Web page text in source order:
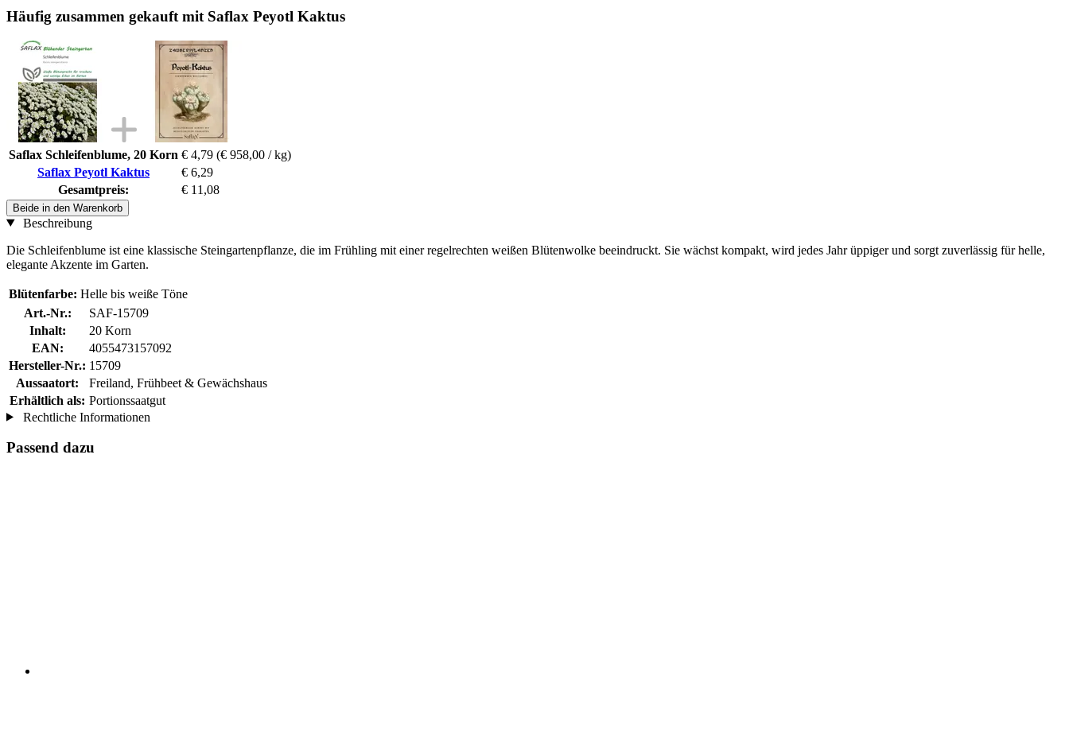
Häufig zusammen gekauft mit Saflax Peyotl Kaktus
Saflax Schleifenblume, 20 Korn € 4,79 (€ 958,00 / kg)
Saflax Peyotl Kaktus
€ 6,29
Gesamtpreis:
€ 11,08
Beide in den Warenkorb
Beschreibung
Die Schleifenblume ist eine klassische Steingartenpflanze, die im Frühling mit einer regelrechten weißen Blütenwolke beeindruckt. Sie wächst kompakt, wird jedes Jahr üppiger und sorgt zuverlässig für helle,
elegante Akzente im Garten.
Blütenfarbe: Helle bis weiße Töne
Art.-Nr.:
SAF-15709
Inhalt:
20 Korn
EAN:
4055473157092
Hersteller-Nr.: 15709
Aussaatort:
Freiland, Frühbeet & Gewächshaus
Erhältlich als: Portionssaatgut
Rechtliche Informationen
Passend dazu